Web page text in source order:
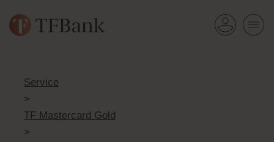
Service
>
TF Mastercard Gold
>